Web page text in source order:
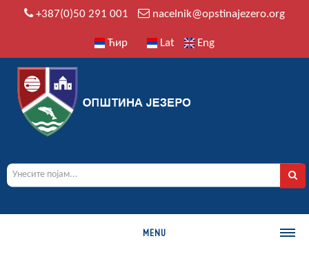
+387(0)50 291 001 nacelnik@opstinajezero.org
Ћир Lat Eng
MENU